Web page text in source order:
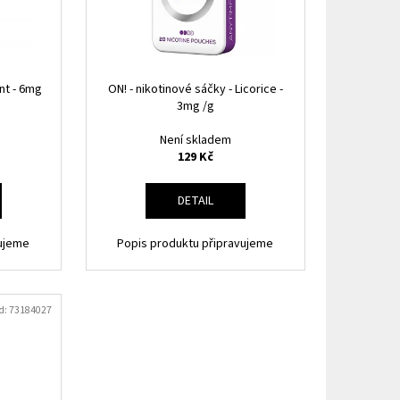
- 6mg
ON! - nikotinové sáčky - Licorice -
3mg /g
Není skladem
129 Kč
DETAIL
Popis produktu připravujeme
73184027